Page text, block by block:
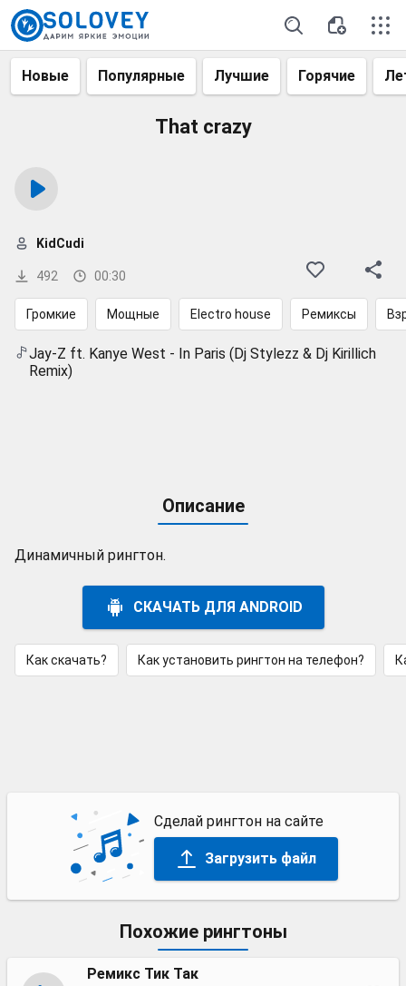
Новые Популярные Лучшие Горячие
That crazy
492 00:30
KidCudi
Громкие Мощные Electro house Ремиксы
Jay-Z ft. Kanye West - In Paris (Dj Stylezz & Dj Kirillich
Remix)
Описание
Динамичный рингтон.
СКАЧАТЬ ДЛЯ ANDROID
Как скачать? Как установить рингтон на телефон?
Сделай рингтон на сайте
Загрузить файл
Похожие рингтоны
Ремикс Тик Так